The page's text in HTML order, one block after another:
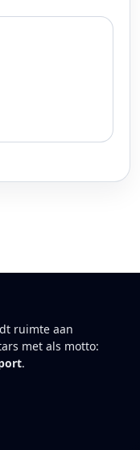
ruimte aan
met als motto:
.